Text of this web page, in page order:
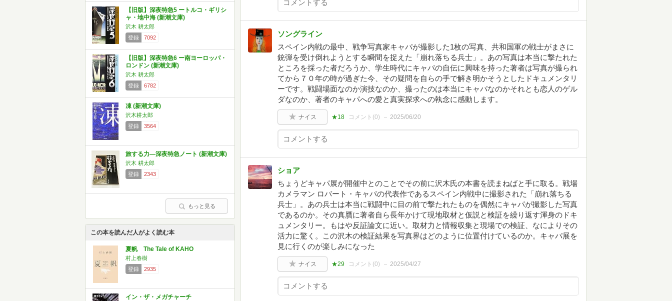
【旧版】深夜特急5 ートルコ・ギリシ
ャ・地中海 (新潮文庫)
沢木 耕太郎
登録
7092
【旧版】深夜特急6 ー南ヨーロッパ・
ロンドン (新潮文庫)
沢木 耕太郎
登録
6782
凍 (新潮文庫)
沢木耕太郎
登録
3564
旅する力―深夜特急ノート (新潮文庫)
沢木 耕太郎
登録
2343
もっと見る
この本を読んだ人がよく読む本
夏帆 The Tale of KAHO
村上春樹
登録
2935
イン・ザ・メガチャーチ
ソングライン
スペイン内戦の最中、戦争写真家キャパが撮影した1枚の写真、共和国軍の戦士がまさに
銃弾を受け倒れようとする瞬間を捉えた「崩れ落ちる兵士」。あの写真は本当に撃たれた
ところを採った者だろうか、学生時代にキャパの自伝に興味を持った著者は写真が撮られ
てから７０年の時が過ぎた今、その疑問を自らの手で解き明かそうとしたドキュメンタリ
ーです。戦闘場面なのか演技なのか、撮ったのは本当にキャパなのかそれとも恋人のゲル
ダなのか、著者のキャパへの愛と真実探求への執念に感動します。
ナイス ★18 コメント(0) 2025/06/20
ショア
ちょうどキャパ展が開催中とのことでその前に沢木氏の本書を読まねばと手に取る。戦場
カメラマン ロバート・キャパの代表作であるスペイン内戦中に撮影された「崩れ落ちる
兵士」。あの兵士は本当に戦闘中に目の前で撃たれたものを偶然にキャパが撮影した写真
であるのか。その真贋に著者自ら長年かけて現地取材と仮説と検証を繰り返す渾身のドキ
ュメンタリー。もはや反証論文に近い。取材力と情報収集と現場での検証、なによりその
活力に驚く。この沢木の検証結果を写真界はどのように位置付けているのか。キャパ展を
見に行くのが楽しみになった
ナイス ★29 コメント(0) 2025/04/27